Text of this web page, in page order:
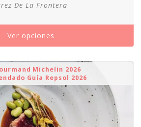
De La Frontera
Ver opciones
Michelin 2026
Guía Repsol 2026